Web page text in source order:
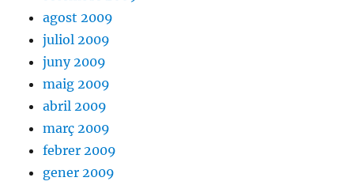
agost 2009
juliol 2009
juny 2009
maig 2009
abril 2009
març 2009
febrer 2009
gener 2009